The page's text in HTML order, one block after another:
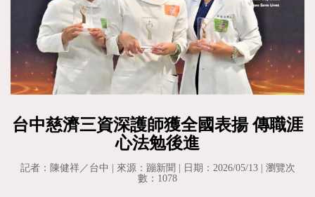
台中慈濟三資深護師獲全國表揚 傳職涯
心法勉後進
記者：陳健祥／台中 | 來源：蹦新聞 | 日期：2026/05/13 | 瀏覽次
數：1078